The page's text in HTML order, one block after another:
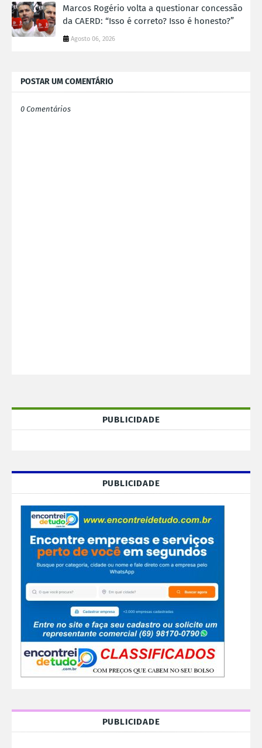
Marcos Rogério volta a questionar concessão
da CAERD: “Isso é correto? Isso é honesto?”
Agosto 06, 2026
POSTAR UM COMENTÁRIO
0 Comentários
PUBLICIDADE
PUBLICIDADE
PUBLICIDADE